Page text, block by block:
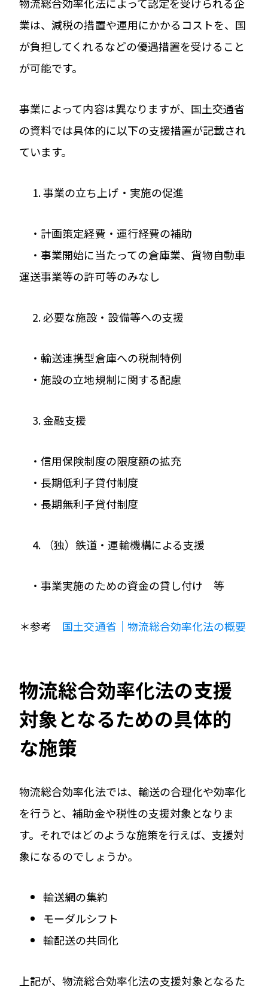
業は、減税の措置や運用にかかるコストを、国
が負担してくれるなどの優遇措置を受けること
が可能です。
事業によって内容は異なりますが、国土交通省
の資料では具体的に以下の支援措置が記載され
ています。
事業の立ち上げ・実施の促進
・計画策定経費・運行経費の補助
・事業開始に当たっての倉庫業、貨物自動車
運送事業等の許可等のみなし
必要な施設・設備等への支援
・輸送連携型倉庫への税制特例
・施設の立地規制に関する配慮
金融支援
・信用保険制度の限度額の拡充
・長期低利子貸付制度
・長期無利子貸付制度
（独）鉄道・運輸機構による支援
・事業実施のための資金の貸し付け 等
＊参考 国土交通省｜物流総合効率化法の概要
物流総合効率化法の支援
対象となるための具体的
な施策
物流総合効率化法では、輸送の合理化や効率化
を行うと、補助金や税性の支援対象となりま
す。それではどのような施策を行えば、支援対
象になるのでしょうか。
輸送網の集約
モーダルシフト
輸配送の共同化
上記が、物流総合効率化法の支援対象となるた